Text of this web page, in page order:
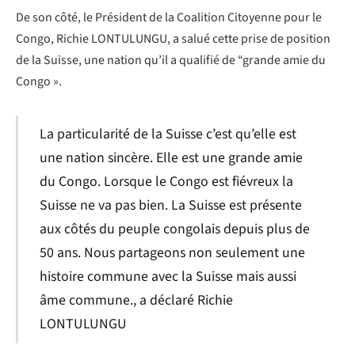
De son côté, le Président de la Coalition Citoyenne pour le
Congo, Richie LONTULUNGU, a salué cette prise de position
de la Suisse, une nation qu’il a qualifié de “grande amie du
Congo ».
La particularité de la Suisse c’est qu’elle est
une nation sincère. Elle est une grande amie
du Congo. Lorsque le Congo est fiévreux la
Suisse ne va pas bien. La Suisse est présente
aux côtés du peuple congolais depuis plus de
50 ans. Nous partageons non seulement une
histoire commune avec la Suisse mais aussi
âme commune., a déclaré Richie
LONTULUNGU